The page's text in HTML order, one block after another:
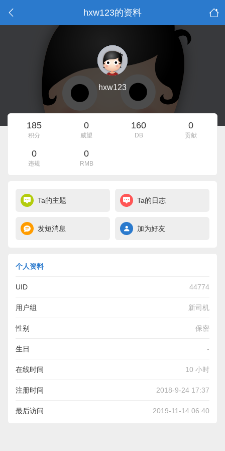
hxw123的资料
hxw123
185
积分
0
威望
160
DB
0
贡献
0
违规
0
RMB
Ta的主题 Ta的日志
发短消息 加为好友
个人资料
UID 44774
用户组 新司机
性别 保密
生日 -
在线时间 10 小时
注册时间 2018-9-24 17:37
最后访问 2019-11-14 06:40